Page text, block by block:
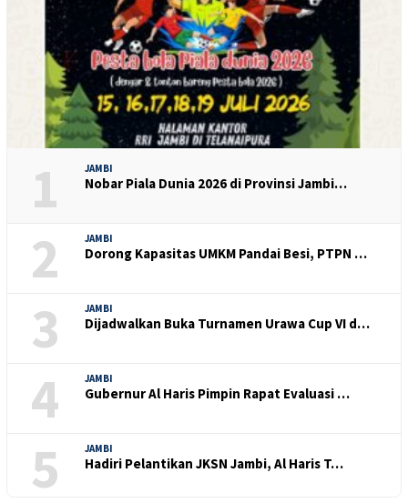
1 JAMBI
Nobar Piala Dunia 2026 di Provinsi Jambi…
2 JAMBI
Dorong Kapasitas UMKM Pandai Besi, PTPN …
3 JAMBI
Dijadwalkan Buka Turnamen Urawa Cup VI d…
4 JAMBI
Gubernur Al Haris Pimpin Rapat Evaluasi …
5 JAMBI
Hadiri Pelantikan JKSN Jambi, Al Haris T…